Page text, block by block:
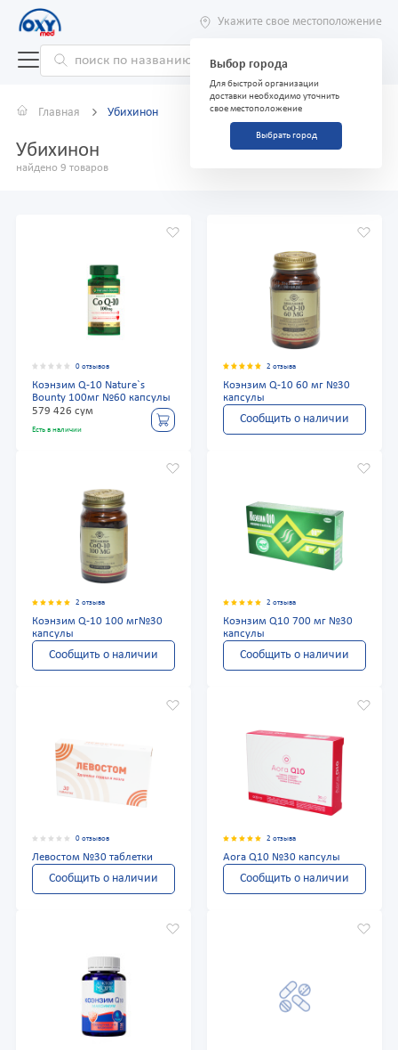
Укажите свое местоположение
Выбор города
Для быстрой организации
доставки необходимо уточнить
свое местоположение
Выбрать город
Главная Убихинон
Убихинон
найдено 9 товаров
0 отзывов
Коэнзим Q-10 Nature`s
Bounty 100мг №60 капсулы
579 426 сум
Есть в наличии
2 отзыва
Коэнзим Q-10 60 мг №30
капсулы
Сообщить о наличии
2 отзыва
Коэнзим Q-10 100 мг№30
капсулы
Сообщить о наличии
2 отзыва
Коэнзим Q10 700 мг №30
капсулы
Сообщить о наличии
0 отзывов
Левостом №30 таблетки
Сообщить о наличии
2 отзыва
Aora Q10 №30 капсулы
Сообщить о наличии